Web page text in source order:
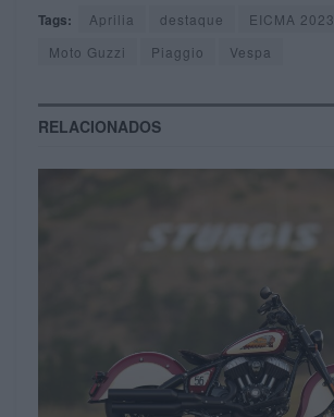
Tags: Aprilia destaque
EICMA 2023
Moto Guzzi
Piaggio Vespa
RELACIONADOS